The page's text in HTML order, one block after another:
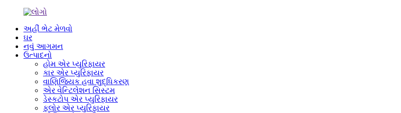
અહીં ભેટ મેળવો
ઘર
નવું આગમન
ઉત્પાદનો
હોમ એર પ્યુરિફાયર
કાર એર પ્યુરિફાયર
વાણિજ્યિક હવા શુદ્ધિકરણ
એર વેન્ટિલેશન સિસ્ટમ
ડેસ્કટોપ એર પ્યુરિફાયર
ફ્લોર એર પ્યુરિફાયર